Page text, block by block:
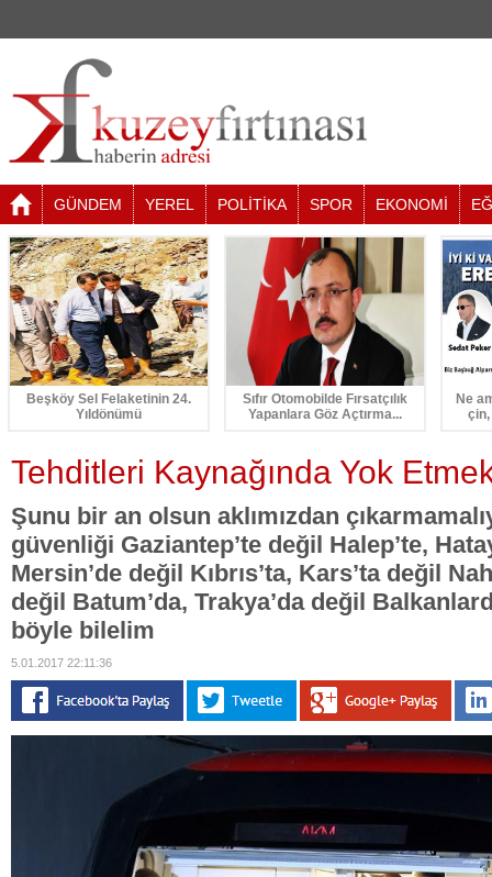
GÜNDEM YEREL POLİTİKA SPOR EKONOMİ
Beşköy Sel Felaketinin 24.
Yıldönümü
Sıfır Otomobilde Fırsatçılık
Yapanlara Göz Açtırma...
Ne
Tehditleri Kaynağında Yok
Şunu bir an olsun aklımızdan
güvenliği Gaziantep’te değil Halep’te,
Mersin’de değil Kıbrıs’ta, Kars’ta değil
değil Batum’da, Trakya’da değil
böyle bilelim
5.01.2017 22:11:36